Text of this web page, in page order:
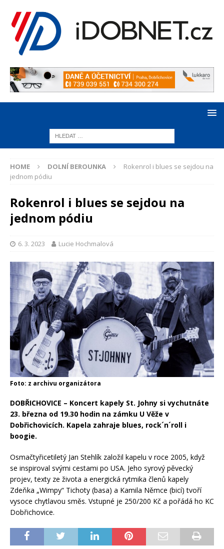
HOME DOLNÍ BEROUNKA
Rokenrol i blues se sejdou na
jednom pódiu
Rokenrol i blues se sejdou na
jednom pódiu
6. 3. 2023 Lucie Hochmalová
Foto: z archivu organizátora
DOBŘICHOVICE – Koncert kapely St. Johny si vychutnáte
23. března od 19.30 hodin na zámku U Věže v
Dobřichovicích. Kapela zahraje blues, rock´n´roll i
boogie.
Osmačtyřicetiletý Jan Stehlík založil kapelu v roce 2005, když
se inspiroval svými cestami po USA. Jeho syrový pěvecký
projev, texty ze života a energická rytmika členů kapely
Zdeňka „Wimpy“ Tichoty (basa) a Kamila Němce (bicí) tvoří
vysoce chytlavou směs. Vstupné je 250/200 Kč a pořádá ho KC
Dobřichovice.